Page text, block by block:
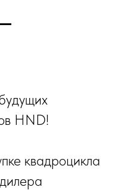
HND!
квадроцикла